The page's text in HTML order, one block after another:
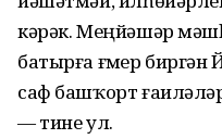
кәрәк. Меңйәшәр
батырға ғүмер биргән
саф башҡорт
— тине ул.